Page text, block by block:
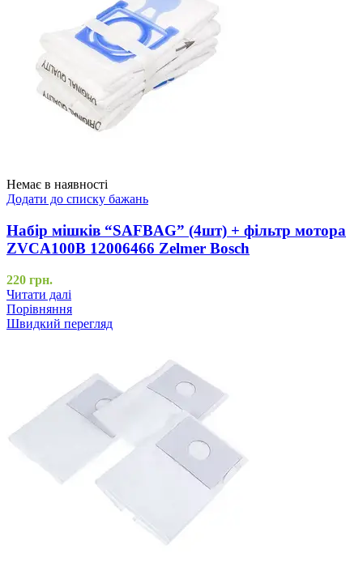
Немає в наявності
Додати до списку бажань
Набір мішків “SAFBAG” (4шт) + фільтр мотора
ZVCA100B 12006466 Zelmer Bosch
220 грн.
Читати далі
Порівняння
Швидкий перегляд